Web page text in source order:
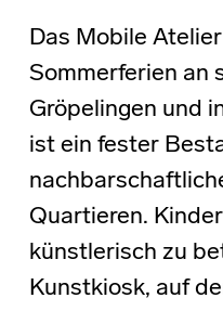
Das Mobile
Sommerferien an
Gröpelingen und
ist ein fester
Quartieren.
künstlerisch zu
Kunstkiosk, auf